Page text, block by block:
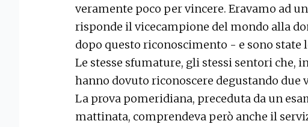
veramente poco per vincere. Eravamo ad
risponde il vicecampione del mondo alla
dopo questo riconoscimento - e sono state
Le stesse sfumature, gli stessi sentori che,
hanno dovuto riconoscere degustando due
La prova pomeridiana, preceduta da un
mattinata, comprendeva però anche il